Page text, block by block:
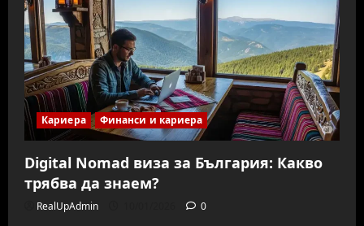
Кариера Финанси и кариера
Digital Nomad виза за България: Какво
трябва да знаем?
RealUpAdmin 0